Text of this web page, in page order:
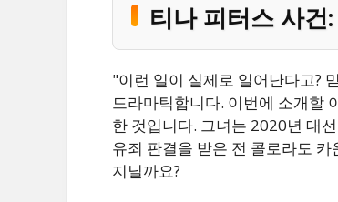
티나 피터스 사건
"이런 일이 실제로 일어난다고?
드라마틱합니다. 이번에 소개할
한 것입니다. 그녀는 2020년 대
유죄 판결을 받은 전 콜로라도
지닐까요?